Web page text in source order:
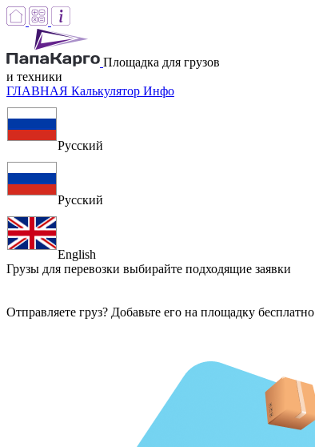
Площадка для грузов
и техники
ГЛАВНАЯ Калькулятор Инфо
Русский
Русский
English
Грузы для перевозки выбирайте подходящие заявки
Отправляете груз? Добавьте его на площадку бесплатно